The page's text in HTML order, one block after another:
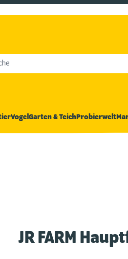
Vogel Garten & TeichProbierwelt
JR FARM